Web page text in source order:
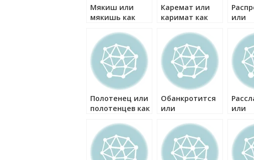
Мякиш или
мякишь как
Каремат или
каримат как
или
как
Полотенец или
полотенцев как
Обанкротится
или
как правильно?
или
как